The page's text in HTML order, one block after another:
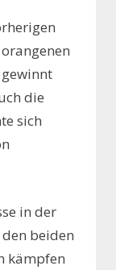
die
sich
in der
beiden
kämpfen